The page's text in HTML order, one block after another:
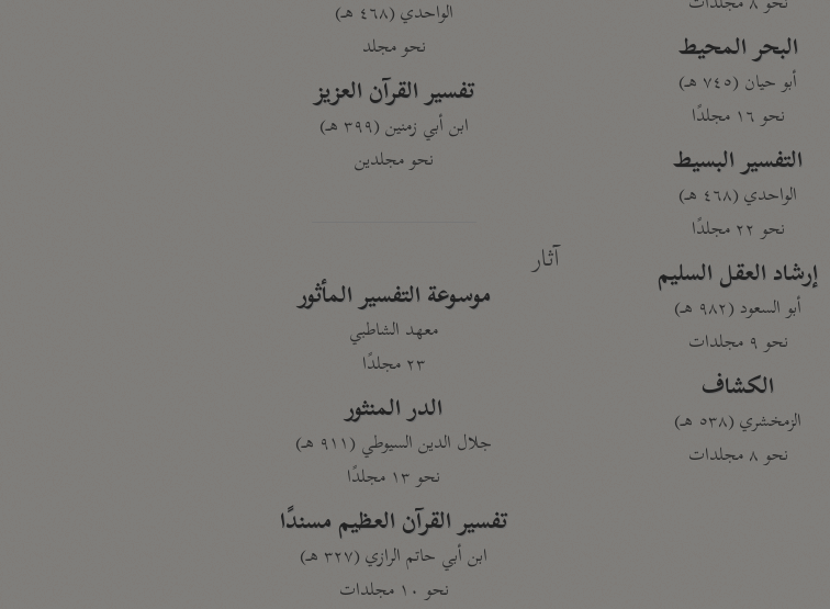
البحر المحيط
أبو حيان (٧٤٥ هـ)
نحو ١٦ مجلدًا
التفسير البسيط
الواحدي (٤٦٨ هـ)
نحو ٢٢ مجلدًا
إرشاد العقل السليم
أبو السعود (٩٨٢ هـ)
نحو ٩ مجلدات
الكشاف
الزمخشري (٥٣٨ هـ)
نحو ٨ مجلدات
الواحدي (٤٦٨ هـ)
نحو مجلد
تفسير القرآن العزيز
ابن أبي زمنين (٣٩٩ هـ)
نحو مجلدين
آثار
موسوعة التفسير المأثور
معهد الشاطبي
٢٣ مجلدًا
الدر المنثور
جلال الدين السيوطي (٩١١ هـ)
نحو ١٣ مجلدًا
تفسير القرآن العظيم مسندًا
ابن أبي حاتم الرازي (٣٢٧ هـ)
نحو ١٠ مجلدات